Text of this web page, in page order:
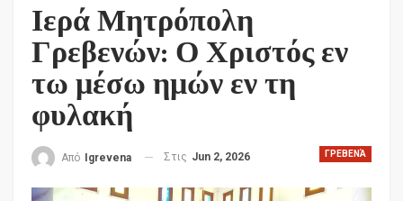
Ιερά Μητρόπολη
Γρεβενών: Ο Χριστός εν
τω μέσω ημών εν τη
φυλακή
ΓΡΕΒΕΝΆ
Από Igrevena Στις Jun 2, 2026